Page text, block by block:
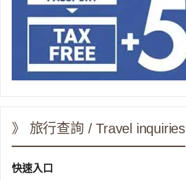
》 旅行查詢 / Travel inquiries
快速入口